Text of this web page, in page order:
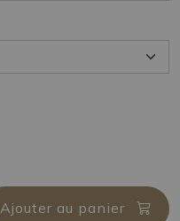
Ajouter au panier